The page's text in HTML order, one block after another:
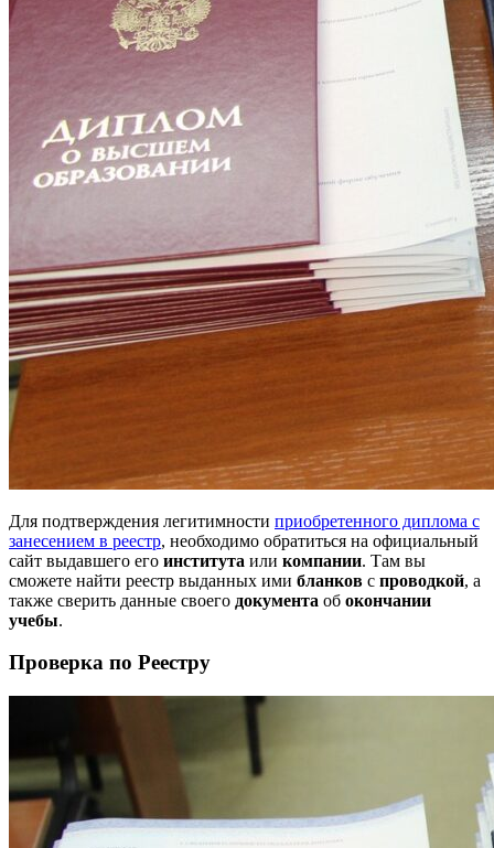
Для подтверждения легитимности приобретенного диплома с
занесением в реестр, необходимо обратиться на официальный
сайт выдавшего его института или компании. Там вы
сможете найти реестр выданных ими бланков с проводкой, а
также сверить данные своего документа об окончании
учебы.
Проверка по Реестру